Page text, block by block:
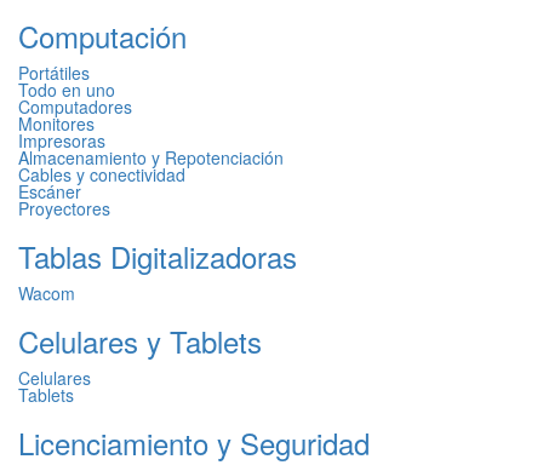
Computación
Portátiles
Todo en uno
Computadores
Monitores
Impresoras
Almacenamiento y Repotenciación
Cables y conectividad
Escáner
Proyectores
Tablas Digitalizadoras
Wacom
Celulares y Tablets
Celulares
Tablets
Licenciamiento y Seguridad